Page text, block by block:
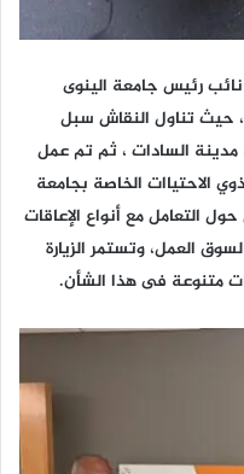
نائب رئيس جامعة الينوى
، حيث تناول النقاش سبل
مدينة السادات ، ثم تم عمل
الاحتياات الخاصة بجامعة
التعامل مع أنواع الإعاقات
العمل، وتستمر الزيارة
متنوعة فى هذا الشأن.